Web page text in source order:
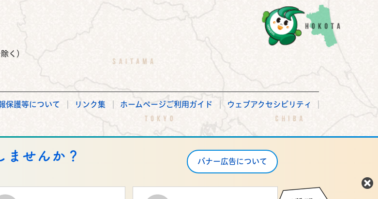
く）
保護等について リンク集 ホームページご利用ガイド ウェブアクセシビリティ
バナー広告について